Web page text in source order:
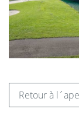
Retour à